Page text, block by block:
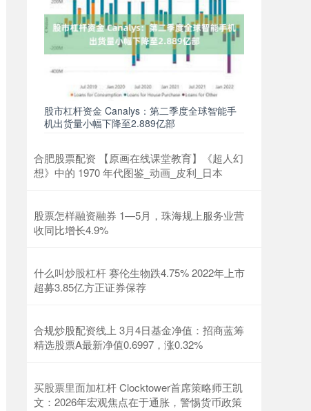
股市杠杆资金 Canalys：第二季度全球智能手
机出货量小幅下降至2.889亿部
合肥股票配资 【原画在线课堂教育】《超人幻
想》中的 1970 年代图鉴_动画_皮利_日本
股票怎样融资融券 1—5月，珠海规上服务业营
收同比增长4.9%
什么叫炒股杠杆 赛伦生物跌4.75% 2022年上市
超募3.85亿方正证券保荐
合规炒股配资线上 3月4日基金净值：招商蓝筹
精选股票A最新净值0.6997，涨0.32%
买股票里面加杠杆 Clocktower首席策略师王凯
文：2026年宏观焦点在于通胀，警惕货币政策